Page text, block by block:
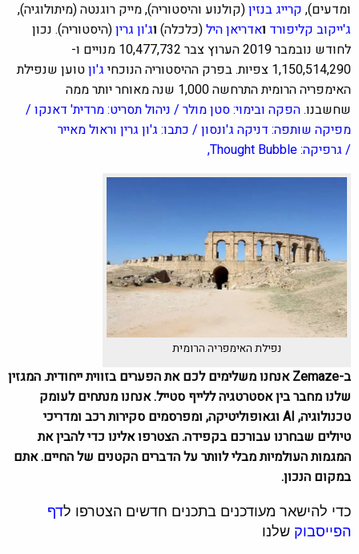
ומדעים),קרייג בנזין(קולנוע והיסטוריה), מייק רוגנטה (מיתולוגיה),
ג'ייקוב קליפורדו אדריאן היל(כלכלה)וג'ון גרין(היסטוריה). נכון
לחודש נובמבר 2019 הערוץ צבר 10,477,732 מנויים ו-
1,150,514,290 צפיות. בפרק ההיסטוריה הנוכחי
ג'וןטוען שנפילת
האימפריה הרומית התרחשה 1,000 שנה מאוחר יותר ממה
שחשבנו.הפקה ובימוי: סטן מולר / ניהול תסריט: מרדית' דאנקו /
מפיקה שותפה: דניקה ג'ונסון / כתבו: ג'ון גרין וראול מאייר
/ גרפיקה: Thought Bubble,
נפילת האימפריה הרומית
ב-Zemaze אנחנו משלימים לכם את הפערים בזווית ייחודית. המגזין
שלנו מחבר בין אסטרטגיה ללייף סטייל. אנחנו מנתחים לעומק
טכנולוגיה, AI וגאופוליטיקה, ומפרסמים סקירות רכב ומדריכי
טיולים שבחרנו עבורכם בקפידה. הצטרפו אלינו כדי להבין את
המגמות העולמיות מבלי לוותר על הדברים הקטנים של החיים. אתם
במקום הנכון.
כדי להישאר מעודכנים בתכנים חדשים הצטרפו ל דף
הפייסבוקשלנו